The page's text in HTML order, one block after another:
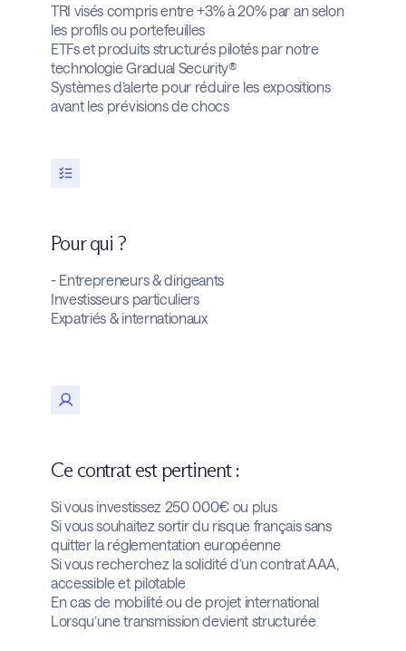
TRI visés compris entre +3% à 20% par an selon
les profils ou portefeuilles
ETFs et produits structuréspilotés par notre
technologie Gradual Security®
Systèmes d’alerte pour réduire les expositions
avant les prévisions de chocs
Pour qui ?
- Entrepreneurs & dirigeants
Investisseurs particuliers
Expatriés & internationaux
Ce contrat est pertinent :
Si vous investissez 250 000€ ou plus
Si vous souhaitez sortir du risque français sans
quitter la réglementation européenne
Si vous recherchez la solidité d’un contrat AAA,
accessible et pilotable
En cas de mobilité ou de projet international
Lorsqu’une transmission devient structurée